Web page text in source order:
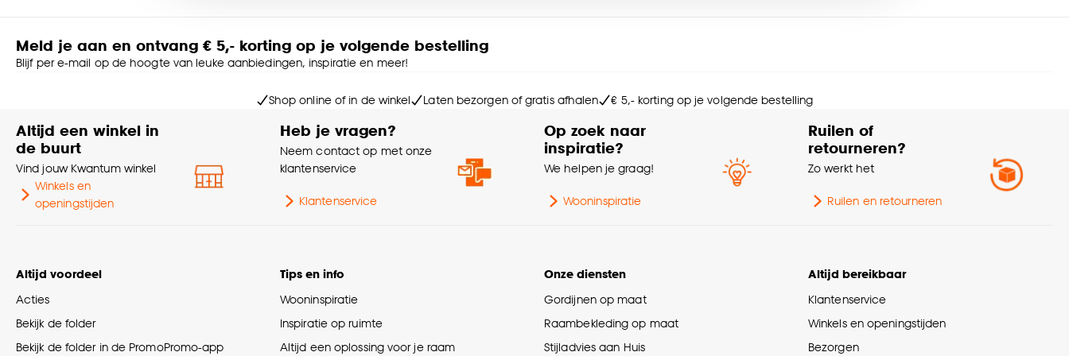
Gewicht 0.171 Kg
PEFC (Duurzaam hout)
2.4 CM
Meld je aan en ontvang € 5,- korting op je volgende bestelling
Blijf per e-mail op de hoogte van leuke aanbiedingen, inspiratie en meer!
Shop online of in de winkel Laten bezorgen of gratis afhalen € 5,- korting op je volgende bestelling
Altijd een winkel in
de buurt
Vind jouw Kwantum winkel
Winkels en
openingstijden
Heb je vragen?
Neem contact op met onze
klantenservice
Klantenservice
Op zoek naar
inspiratie?
We helpen je graag!
Wooninspiratie
Ruilen of
retourneren?
Zo werkt het
Ruilen en retourneren
Altijd voordeel
Acties
Bekijk de folder
Bekijk de folder in de PromoPromo-app
Tips en info
Wooninspiratie
Inspiratie op ruimte
Altijd een oplossing voor je raam
Onze diensten
Gordijnen op maat
Raambekleding op maat
Stijladvies aan Huis
Altijd bereikbaar
Klantenservice
Winkels en openingstijden
Bezorgen